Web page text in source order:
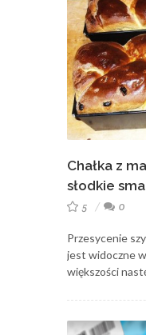
Chałka z
słodkie
5 0
Przesycenie
jest widoczne
większości